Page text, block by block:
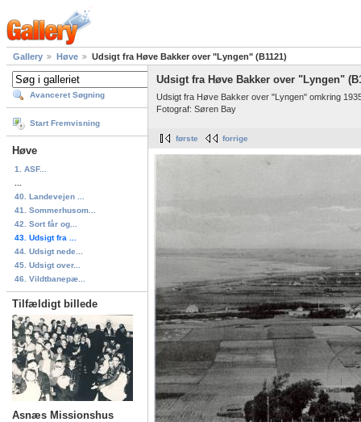
Gallery Høve Udsigt fra Høve Bakker over "Lyngen" (B1121)
Avanceret Søgning
Start Fremvisning
Høve
1. ASF...
40. Landevejen ...
41. Sommerhusom...
42. Sort får og...
43. Udsigt fra ...
44. Udsigt nede...
45. Udsigt over...
46. Vildtbanepæ...
Tilfældigt billede
Asnæs Missionshus
Udsigt fra Høve Bakker over "Lyngen"
Udsigt fra Høve Bakker over "Lyngen" omkring
Fotograf: Søren Bay
første forrige